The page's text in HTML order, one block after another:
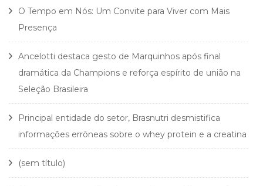
O Tempo em Nós: Um Convite para Viver com Mais
Presença
Ancelotti destaca gesto de Marquinhos após final
dramática da Champions e reforça espírito de união na
Seleção Brasileira
Principal entidade do setor, Brasnutri desmistifica
informações errôneas sobre o whey protein e a creatina
(sem título)